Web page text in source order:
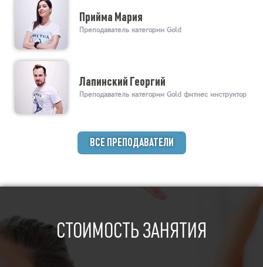
Прийма Мария
Преподаватель категории Gold
Лапинский Георгий
Преподаватель категории Gold фитнес инструктор
ВСЕ ПРЕПОДАВАТЕЛИ
СТОИМОСТЬ ЗАНЯТИЯ